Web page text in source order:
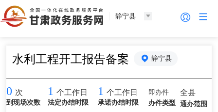
静宁县
水利工程开工报告备案 静宁县
0 次
到现场次数
1 个工作日
法定办结时限
1 个工作日
承诺办结时限
即办件
办件类型
全县
通办范围